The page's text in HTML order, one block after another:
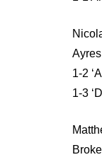
1-2
1-3